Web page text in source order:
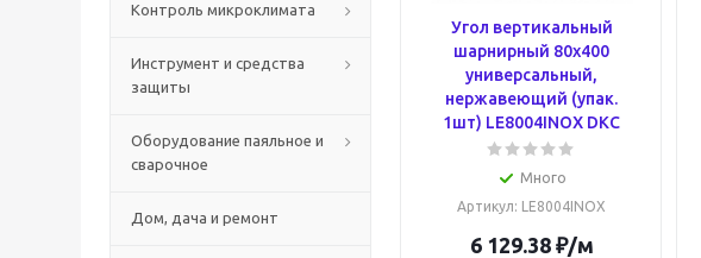
Контроль микроклимата
Инструмент и средства
защиты
Оборудование паяльное и
сварочное
Дом, дача и ремонт
Угол вертикальный
шарнирный 80х400
универсальный,
нержавеющий (упак.
1шт) LE8004INOX DKC
Много
Артикул: LE8004INOX
6 129.38₽/м